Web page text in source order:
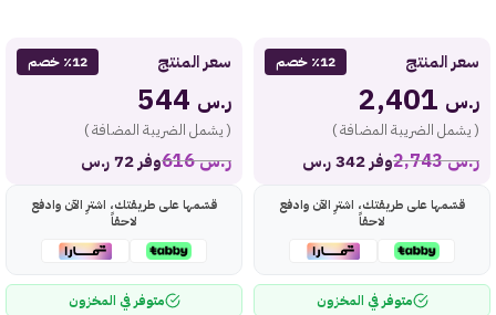
سعر المنتج ٪12 خصم
ر.س
( يشمل الضريبة المضافة )
ر.س2,743 وفر 342 ر.س
قسّمها على طريقتك، اشترِ الآن وادفع
لاحقاً
متوفر في المخزون
سعر المنتج ٪12 خصم
ر.س
( يشمل الضريبة المضافة )
ر.س616 وفر 72 ر.س
قسّمها على طريقتك، اشترِ الآن وادفع
لاحقاً
متوفر في المخزون